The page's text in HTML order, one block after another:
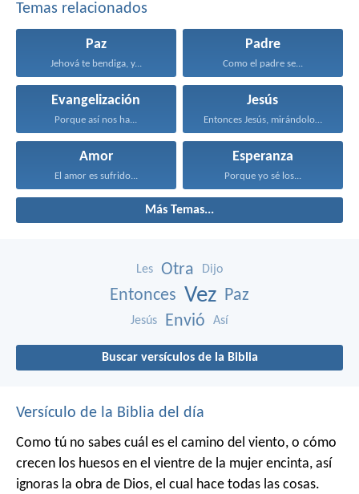
Temas relacionados
Paz
Jehová te bendiga, y...
Padre
Como el padre se...
Evangelización
Porque así nos ha...
Jesús
Entonces Jesús, mirándolos, dijo...
Amor
El amor es sufrido...
Esperanza
Porque yo sé los...
Más Temas...
Les Otra Dijo
Entonces Vez Paz
Jesús Envió Así
Buscar versículos de la Biblia
Versículo de la Biblia del día
Como tú no sabes cuál es el camino del viento, o cómo
crecen los huesos en el vientre de la mujer encinta, así
ignoras la obra de Dios, el cual hace todas las cosas.